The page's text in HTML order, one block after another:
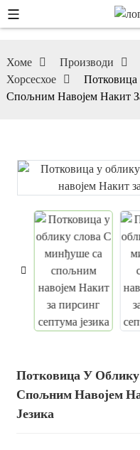
Хоме Производи
Хорсесхое
Спољним Навојем Накит
Потковица У
Спољним Навојем
Језика